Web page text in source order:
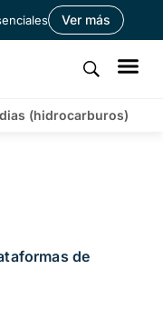
Ver más
(hidrocarburos)
de